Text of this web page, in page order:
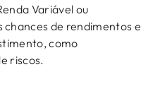
Variável ou
de rendimentos e
como
riscos.